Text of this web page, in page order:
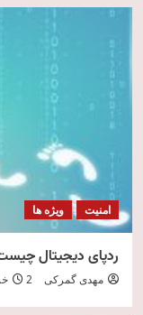
امنیت ویژه ها
ردپای دیجیتال
مهدی گمرکی 2 خرداد 1405